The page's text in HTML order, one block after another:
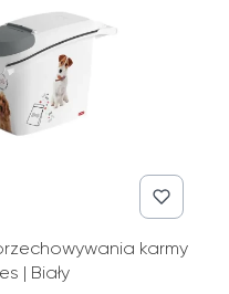
karmy
| Biały